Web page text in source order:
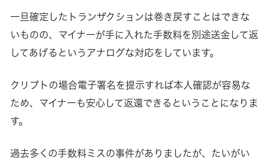
一旦確定したトランザクションは巻き戻すことはできな
いものの、マイナーが手に入れた手数料を別途送金して返
してあげるというアナログな対応をしています。
クリプトの場合電子署名を提示すれば本人確認が容易な
ため、マイナーも安心して返還できるということになりま
す。
過去多くの手数料ミスの事件がありましたが、たいがい